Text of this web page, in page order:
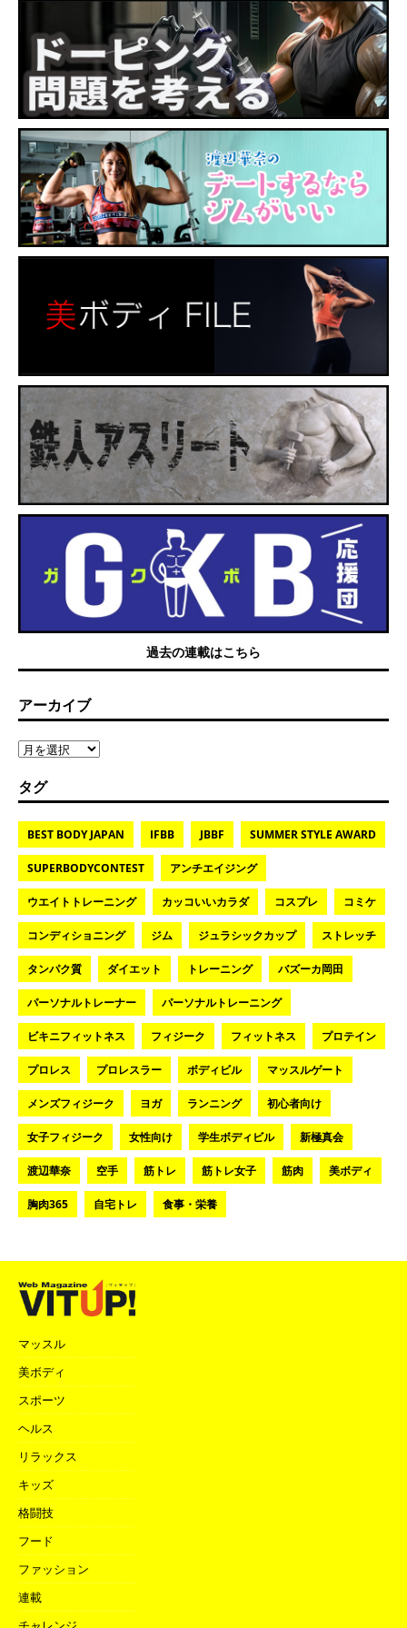
過去の連載はこちら
アーカイブ
タグ
BEST BODY JAPAN IFBB JBBF SUMMER STYLE AWARD
SUPERBODYCONTEST アンチエイジング
ウエイトトレーニング カッコいいカラダ コスプレ コミケ
コンディショニング ジム ジュラシックカップ ストレッチ
タンパク質 ダイエット トレーニング バズーカ岡田
パーソナルトレーナー パーソナルトレーニング
ビキニフィットネス フィジーク フィットネス プロテイン
プロレス プロレスラー ボディビル マッスルゲート
メンズフィジーク ヨガ ランニング 初心者向け
女子フィジーク 女性向け 学生ボディビル 新極真会
渡辺華奈 空手 筋トレ 筋トレ女子 筋肉 美ボディ
胸肉365 自宅トレ 食事・栄養
マッスル
美ボディ
スポーツ
ヘルス
リラックス
キッズ
格闘技
フード
ファッション
連載